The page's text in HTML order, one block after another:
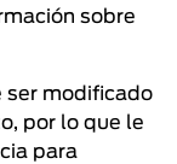
sobre
ser modificado
por lo que le
para